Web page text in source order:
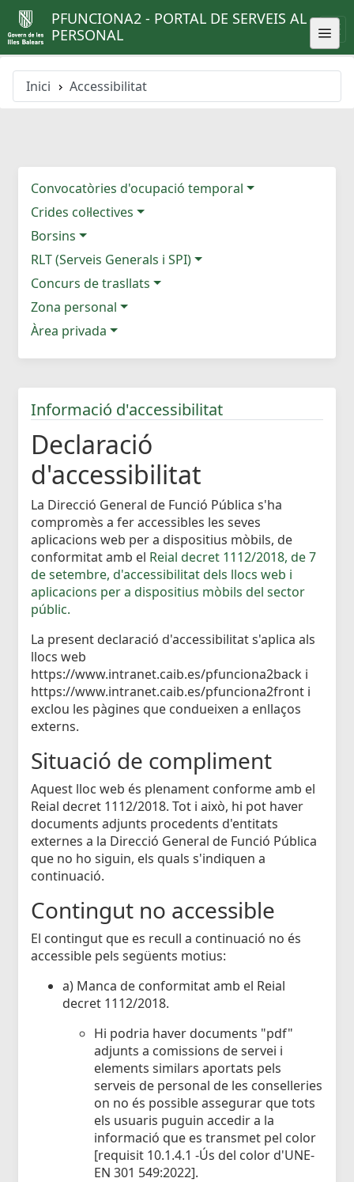
PFUNCIONA2 - PORTAL DE SERVEIS AL
PERSONAL
Inici Accessibilitat
Convocatòries d'ocupació temporal
Crides col·lectives
Borsins
RLT (Serveis Generals i SPI)
Concurs de trasllats
Zona personal
Àrea privada
Informació d'accessibilitat
Declaració
d'accessibilitat
La Direcció General de Funció Pública s'ha
compromès a fer accessibles les seves
aplicacions web per a dispositius mòbils, de
conformitat amb el Reial decret 1112/2018, de 7
de setembre, d'accessibilitat dels llocs web i
aplicacions per a dispositius mòbils del sector
públic.
La present declaració d'accessibilitat s'aplica als
llocs web
https://www.intranet.caib.es/pfunciona2back i
https://www.intranet.caib.es/pfunciona2front i
exclou les pàgines que condueixen a enllaços
externs.
Situació de compliment
Aquest lloc web és plenament conforme amb el
Reial decret 1112/2018. Tot i això, hi pot haver
documents adjunts procedents d'entitats
externes a la Direcció General de Funció Pública
que no ho siguin, els quals s'indiquen a
continuació.
Contingut no accessible
El contingut que es recull a continuació no és
accessible pels següents motius:
a) Manca de conformitat amb el Reial
decret 1112/2018.
Hi podria haver documents "pdf"
adjunts a comissions de servei i
elements similars aportats pels
serveis de personal de les conselleries
on no és possible assegurar que tots
els usuaris puguin accedir a la
informació que es transmet pel color
[requisit 10.1.4.1 -Ús del color d'UNE-
EN 301 549:2022].